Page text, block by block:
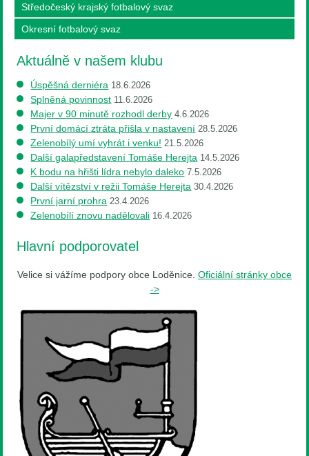
Středočeský krajský fotbalový svaz
Okresní fotbalový svaz
Aktuálně v našem klubu
Úspěšná derniéra 18.6.2026
Splněná povinnost 11.6.2026
Majer v 90 minutě rozhodl derby 4.6.2026
První domácí ztráta přišla v nastavení 28.5.2026
Zelenobílý umí vyhrát i venku! 21.5.2026
Další galapředstavení Tomáše Herejta 14.5.2026
K bodu na hřišti lídra nebylo daleko 7.5.2026
Další vítězství v režii Tomáše Herejta 30.4.2026
První jarní prohra 23.4.2026
Zelenobílí znovu nadělovali 16.4.2026
Hlavní podporovatel
Velice si vážíme podpory obce Loděnice. Oficiální stránky obce
->